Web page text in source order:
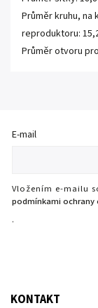
Průměr kruhu,
reproduktoru:
Průměr otvoru
E-mail
Vložením e-mailu
podmínkami ochrany
.
KONTAKT